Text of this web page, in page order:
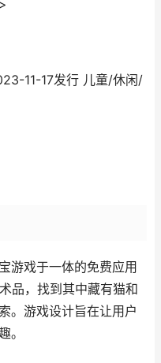
11-17发行 儿童/休闲/
游戏于一体的免费应用
品，找到其中藏有猫和
。游戏设计旨在让用户
。